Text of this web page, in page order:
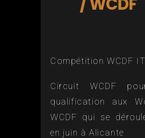
Compétition WCDF
Circuit WCDF
qualification aux
WCDF qui se
en juin à Alicante